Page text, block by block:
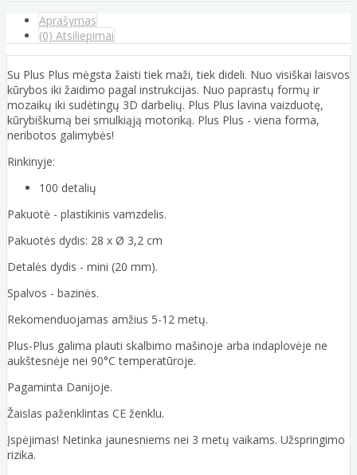
Aprašymas
(0) Atsiliepimai
Su Plus Plus mėgsta žaisti tiek maži, tiek dideli. Nuo visiškai laisvos
kūrybos iki žaidimo pagal instrukcijas. Nuo paprastų formų ir
mozaikų iki sudėtingų 3D darbelių. Plus Plus lavina vaizduotę,
kūrybiškumą bei smulkiąją motoriką. Plus Plus - viena forma,
neribotos galimybės!
Rinkinyje:
100 detalių
Pakuotė - plastikinis vamzdelis.
Pakuotės dydis: 28 x Ø 3,2 cm
Detalės dydis - mini (20 mm).
Spalvos - bazinės.
Rekomenduojamas amžius 5-12 metų.
Plus-Plus galima plauti skalbimo mašinoje arba indaplovėje ne
aukštesnėje nei 90°C temperatūroje.
Pagaminta Danijoje.
Žaislas paženklintas CE ženklu.
Įspėjimas! Netinka jaunesniems nei 3 metų vaikams. Užspringimo
rizika.